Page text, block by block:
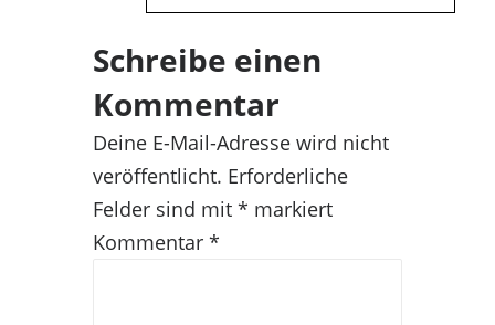
Schreibe einen
Kommentar
Deine E-Mail-Adresse wird nicht
veröffentlicht. Erforderliche
Felder sind mit * markiert
Kommentar *